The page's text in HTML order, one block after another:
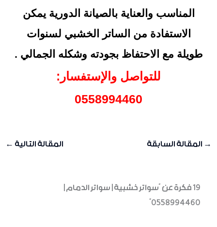
المناسب والعناية بالصيانة الدورية يمكن
الاستفادة من الساتر الخشبي لسنوات
طويلة مع الاحتفاظ بجودته وشكله الجمالي .
للتواصل والإستفسار:
0558994460
→المقالة السابقة المقالة التالية←
19 فكرة عن “سواتر خشبية | سواتر الدمام |
0558994460”